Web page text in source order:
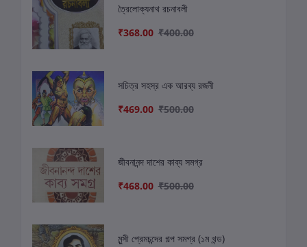
ত্রৈলোক্যনাথ রচনাবলী
₹368.00 ₹400.00
সচিত্র সহস্র এক আরব্য রজনী
₹469.00 ₹500.00
জীবনানন্দ দাশের কাব্য সমগ্র
₹468.00 ₹500.00
মুন্সী প্রেমচন্দের গল্প সমগ্র (১ম খন্ড)